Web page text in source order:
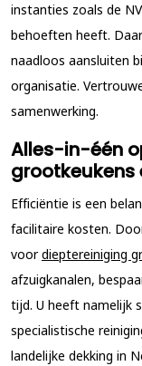
instanties zoals de
behoeften heeft.
naadloos aansluiten
organisatie.
samenwerking.
Alles-in-één
grootkeukens
Efficiëntie is een
facilitaire kosten.
voordieptereiniging
afzuigkanalen,
tijd. U heeft namelijk
specialistische
landelijke dekking in